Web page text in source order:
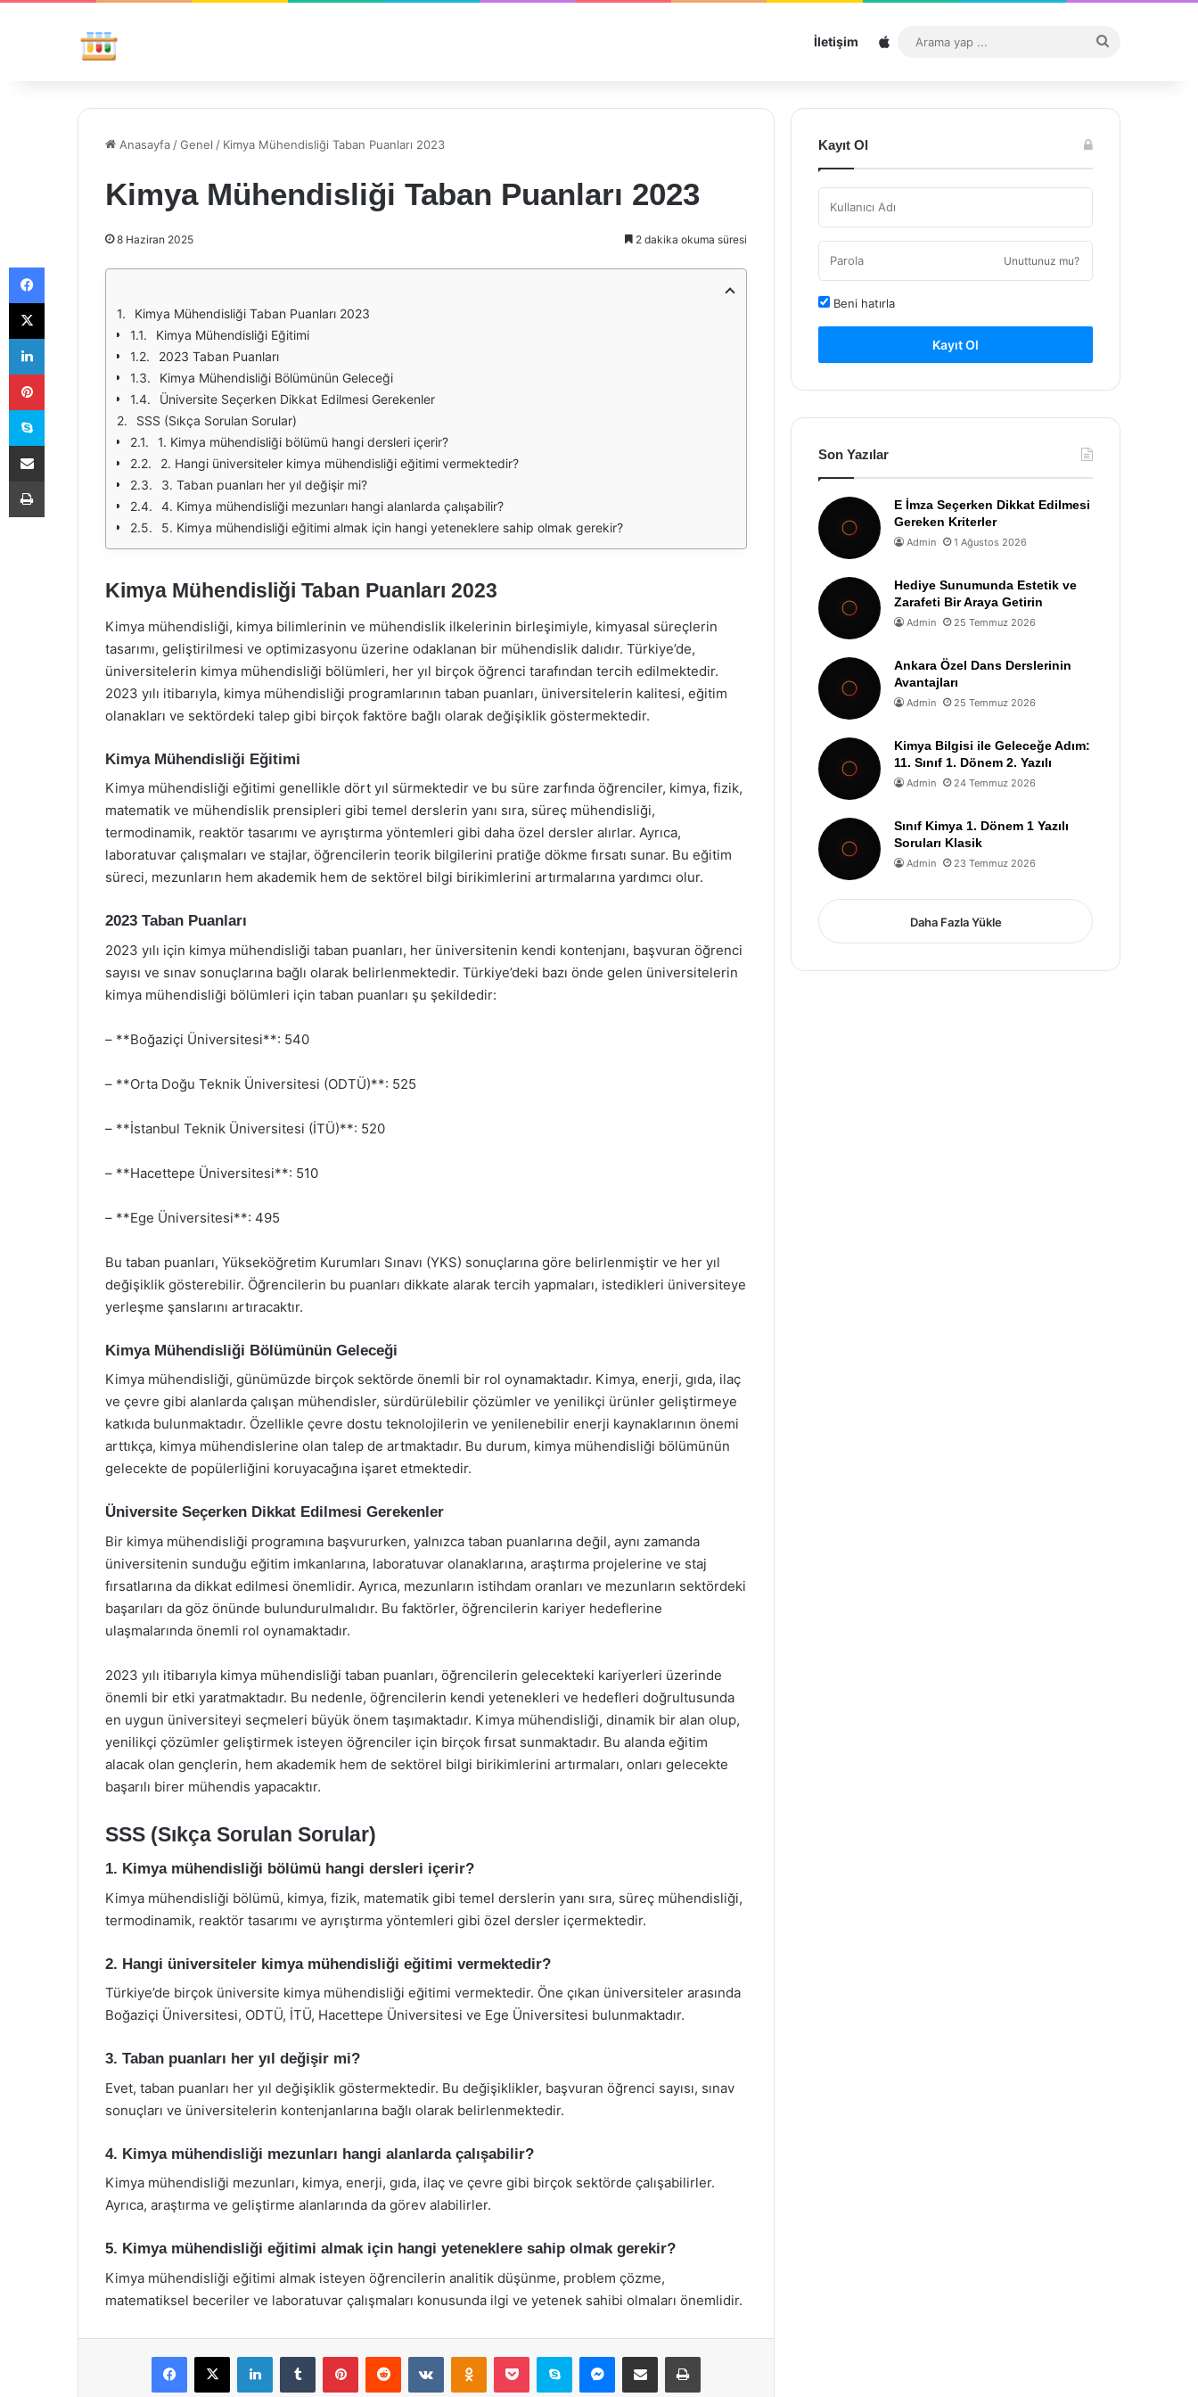
İletişim Sitemap
...
Anasayfa /Genel / Kimya Mühendisliği Taban Puanları 2023
Kimya Mühendisliği Taban Puanları 2023
8 Haziran 2025 2 dakika okuma süresi
Kimya Mühendisliği Taban Puanları 2023
Kimya Mühendisliği Eğitimi
2023 Taban Puanları
Kimya Mühendisliği Bölümünün Geleceği
Üniversite Seçerken Dikkat Edilmesi Gerekenler
SSS (Sıkça Sorulan Sorular)
1. Kimya mühendisliği bölümü hangi dersleri içerir?
2. Hangi üniversiteler kimya mühendisliği eğitimi vermektedir?
3. Taban puanları her yıl değişir mi?
4. Kimya mühendisliği mezunları hangi alanlarda çalışabilir?
5. Kimya mühendisliği eğitimi almak için hangi yeteneklere sahip olmak gerekir?
Kimya Mühendisliği Taban Puanları 2023
Kimya mühendisliği, kimya bilimlerinin ve mühendislik ilkelerinin birleşimiyle, kimyasal süreçlerin
tasarımı, geliştirilmesi ve optimizasyonu üzerine odaklanan bir mühendislik dalıdır. Türkiye’de,
üniversitelerin kimya mühendisliği bölümleri, her yıl birçok öğrenci tarafından tercih edilmektedir.
2023 yılı itibarıyla, kimya mühendisliği programlarının taban puanları, üniversitelerin kalitesi, eğitim
olanakları ve sektördeki talep gibi birçok faktöre bağlı olarak değişiklik göstermektedir.
Kimya Mühendisliği Eğitimi
Kimya mühendisliği eğitimi genellikle dört yıl sürmektedir ve bu süre zarfında öğrenciler, kimya, fizik,
matematik ve mühendislik prensipleri gibi temel derslerin yanı sıra, süreç mühendisliği,
termodinamik, reaktör tasarımı ve ayrıştırma yöntemleri gibi daha özel dersler alırlar. Ayrıca,
laboratuvar çalışmaları ve stajlar, öğrencilerin teorik bilgilerini pratiğe dökme fırsatı sunar. Bu eğitim
süreci, mezunların hem akademik hem de sektörel bilgi birikimlerini artırmalarına yardımcı olur.
2023 Taban Puanları
2023 yılı için kimya mühendisliği taban puanları, her üniversitenin kendi kontenjanı, başvuran öğrenci
sayısı ve sınav sonuçlarına bağlı olarak belirlenmektedir. Türkiye’deki bazı önde gelen üniversitelerin
kimya mühendisliği bölümleri için taban puanları şu şekildedir:
– **Boğaziçi Üniversitesi**: 540
– **Orta Doğu Teknik Üniversitesi (ODTÜ)**: 525
– **İstanbul Teknik Üniversitesi (İTÜ)**: 520
– **Hacettepe Üniversitesi**: 510
– **Ege Üniversitesi**: 495
Bu taban puanları, Yükseköğretim Kurumları Sınavı (YKS) sonuçlarına göre belirlenmiştir ve her yıl
değişiklik gösterebilir. Öğrencilerin bu puanları dikkate alarak tercih yapmaları, istedikleri üniversiteye
yerleşme şanslarını artıracaktır.
Kimya Mühendisliği Bölümünün Geleceği
Kimya mühendisliği, günümüzde birçok sektörde önemli bir rol oynamaktadır. Kimya, enerji, gıda, ilaç
ve çevre gibi alanlarda çalışan mühendisler, sürdürülebilir çözümler ve yenilikçi ürünler geliştirmeye
katkıda bulunmaktadır. Özellikle çevre dostu teknolojilerin ve yenilenebilir enerji kaynaklarının önemi
arttıkça, kimya mühendislerine olan talep de artmaktadır. Bu durum, kimya mühendisliği bölümünün
gelecekte de popülerliğini koruyacağına işaret etmektedir.
Üniversite Seçerken Dikkat Edilmesi Gerekenler
Bir kimya mühendisliği programına başvururken, yalnızca taban puanlarına değil, aynı zamanda
üniversitenin sunduğu eğitim imkanlarına, laboratuvar olanaklarına, araştırma projelerine ve staj
fırsatlarına da dikkat edilmesi önemlidir. Ayrıca, mezunların istihdam oranları ve mezunların sektördeki
başarıları da göz önünde bulundurulmalıdır. Bu faktörler, öğrencilerin kariyer hedeflerine
ulaşmalarında önemli rol oynamaktadır.
2023 yılı itibarıyla kimya mühendisliği taban puanları, öğrencilerin gelecekteki kariyerleri üzerinde
önemli bir etki yaratmaktadır. Bu nedenle, öğrencilerin kendi yetenekleri ve hedefleri doğrultusunda
en uygun üniversiteyi seçmeleri büyük önem taşımaktadır. Kimya mühendisliği, dinamik bir alan olup,
yenilikçi çözümler geliştirmek isteyen öğrenciler için birçok fırsat sunmaktadır. Bu alanda eğitim
alacak olan gençlerin, hem akademik hem de sektörel bilgi birikimlerini artırmaları, onları gelecekte
başarılı birer mühendis yapacaktır.
SSS (Sıkça Sorulan Sorular)
1. Kimya mühendisliği bölümü hangi dersleri içerir?
Kimya mühendisliği bölümü, kimya, fizik, matematik gibi temel derslerin yanı sıra, süreç mühendisliği,
termodinamik, reaktör tasarımı ve ayrıştırma yöntemleri gibi özel dersler içermektedir.
2. Hangi üniversiteler kimya mühendisliği eğitimi vermektedir?
Türkiye’de birçok üniversite kimya mühendisliği eğitimi vermektedir. Öne çıkan üniversiteler arasında
Boğaziçi Üniversitesi, ODTÜ, İTÜ, Hacettepe Üniversitesi ve Ege Üniversitesi bulunmaktadır.
3. Taban puanları her yıl değişir mi?
Evet, taban puanları her yıl değişiklik göstermektedir. Bu değişiklikler, başvuran öğrenci sayısı, sınav
sonuçları ve üniversitelerin kontenjanlarına bağlı olarak belirlenmektedir.
4. Kimya mühendisliği mezunları hangi alanlarda çalışabilir?
Kimya mühendisliği mezunları, kimya, enerji, gıda, ilaç ve çevre gibi birçok sektörde çalışabilirler.
Ayrıca, araştırma ve geliştirme alanlarında da görev alabilirler.
5. Kimya mühendisliği eğitimi almak için hangi yeteneklere sahip olmak gerekir?
Kimya mühendisliği eğitimi almak isteyen öğrencilerin analitik düşünme, problem çözme,
matematiksel beceriler ve laboratuvar çalışmaları konusunda ilgi ve yetenek sahibi olmaları önemlidir.
Facebook
X LinkedInTumblr PinterestReddit VKontakteOdnoklassniki
Pocket Skype Messenger
E-Posta ile paylaş Yazdır
Kayıt Ol
Unuttunuz mu?
Beni hatırla
Kayıt Ol
Son Yazılar
E İmza Seçerken Dikkat Edilmesi
Gereken Kriterler
Admin 1 Ağustos 2026
Hediye Sunumunda Estetik ve
Zarafeti Bir Araya Getirin
Admin 25 Temmuz 2026
Ankara Özel Dans Derslerinin
Avantajları
Admin 25 Temmuz 2026
Kimya Bilgisi ile Geleceğe Adım:
11. Sınıf 1. Dönem 2. Yazılı
Admin 24 Temmuz 2026
Sınıf Kimya 1. Dönem 1 Yazılı
Soruları Klasik
Admin 23 Temmuz 2026
Daha Fazla Yükle
Facebook
X
LinkedIn
Pinterest
Skype
E-Posta ile paylaş